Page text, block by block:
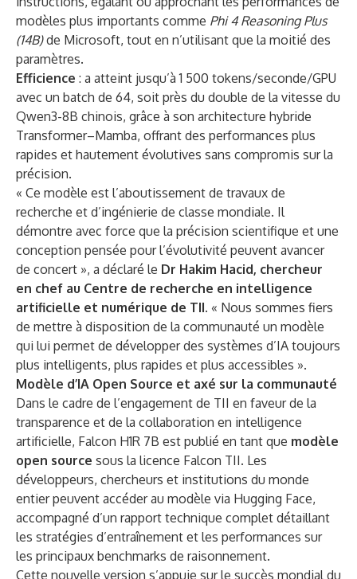
modèles plus importants comme Phi 4 Reasoning Plus
(14B)de Microsoft, tout en n’utilisant que la moitié des
paramètres.
Efficience : a atteint jusqu’à 1 500 tokens/seconde/GPU
avec un batch de 64, soit près du double de la vitesse du
Qwen3-8B chinois, grâce à son architecture hybride
Transformer–Mamba, offrant des performances plus
rapides et hautement évolutives sans compromis sur la
précision.
« Ce modèle est l’aboutissement de travaux de
recherche et d’ingénierie de classe mondiale. Il
démontre avec force que la précision scientifique et une
conception pensée pour l’évolutivité peuvent avancer
de concert », a déclaré le Dr Hakim Hacid, chercheur
en chef au Centre de recherche en intelligence
artificielle et numérique de TII. « Nous sommes fiers
de mettre à disposition de la communauté un modèle
qui lui permet de développer des systèmes d’IA toujours
plus intelligents, plus rapides et plus accessibles ».
Modèle d’IA Open Source et axé sur la communauté
Dans le cadre de l’engagement de TII en faveur de la
transparence et de la collaboration en intelligence
artificielle, Falcon H1R 7B est publié en tant que modèle
open source sous la licence Falcon TII. Les
développeurs, chercheurs et institutions du monde
entier peuvent accéder au modèle via Hugging Face,
accompagné d’un rapport technique complet détaillant
les stratégies d’entraînement et les performances sur
les principaux benchmarks de raisonnement.
Cette nouvelle version s’appuie sur le succès mondial du